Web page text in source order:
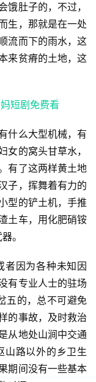
饿肚子的，不过，
生，那就是在一处
流而下的雨水，这
来贫瘠的土地，这
什么大型机械，有
女的窝头甘草水，
有了这两样黄土地
子，挥舞着有力的
型的铲土机，手推
土车，用化肥硝铵
。
者因为各种未知因
有专业人士的驻场
五的，总不可避免
的事故，及时救治
从地处山涧中交通
山路以外的乡卫生
期间没有一些基本